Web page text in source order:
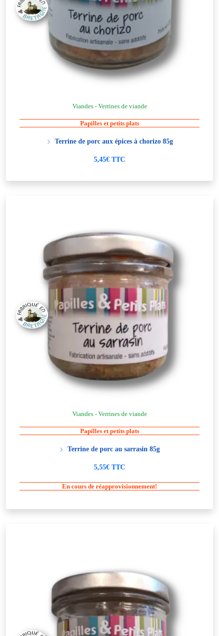
Viandes - Verrines de viande
Papilles et petits plats
Terrine de porc aux épices à chorizo 85g
5,45€ TTC
Viandes - Verrines de viande
Papilles et petits plats
Terrine de porc au sarrasin 85g
5,55€ TTC
En cours de réapprovisionnement!